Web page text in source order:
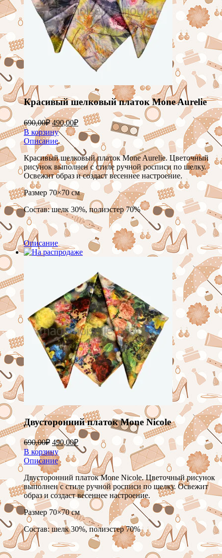
Красивый шелковый платок Mone Aurelie
690,00₽ 490,00₽
В корзину
Описание
Красивый шелковый платок Mone Aurelie. Цветочный
рисунок выполнен с стиле ручной росписи по шелку.
Освежит образ и создаст весеннее настроение.
Размер 70×70 см
Состав: шелк 30%, полиэстер 70%
Описание
Двусторонний платок Mone Nicole
690,00₽ 490,00₽
В корзину
Описание
Двусторонний платок Mone Nicole. Цветочный рисунок
выполнен с стиле ручной росписи по шелку. Освежит
образ и создаст весеннее настроение.
Размер 70×70 см
Состав: шелк 30%, полиэстер 70%